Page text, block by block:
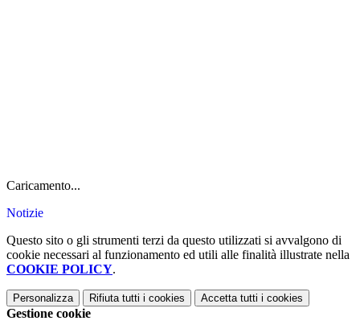
Caricamento...
Notizie
Questo sito o gli strumenti terzi da questo utilizzati si avvalgono di
cookie necessari al funzionamento ed utili alle finalità illustrate nella
COOKIE POLICY.
Personalizza Rifiuta tutti i cookies Accetta tutti i cookies
Gestione cookie